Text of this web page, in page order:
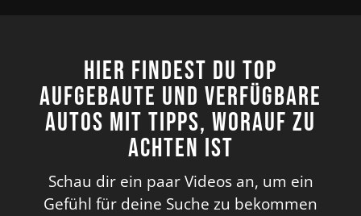
Hier findest du top
aufgebaute und verfügbare
Autos mit Tipps, worauf zu
achten ist
Schau dir ein paar Videos an, um ein
Gefühl für deine Suche zu bekommen